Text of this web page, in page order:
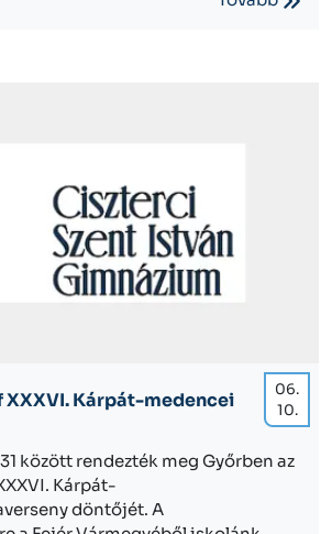
06.
10.
XXXVI. Kárpát-medencei
között rendezték meg Győrben az
Kárpát-
döntőjét. A